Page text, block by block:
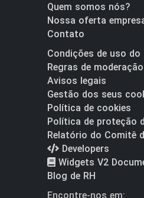
Quem somos nós?
Nossa oferta
Contato
Condições de uso do
Regras de
Avisos legais
Gestão dos seus
Política de cookies
Política de proteção
Relatório do Comitê
Developers
Widgets V2
Blog de RH
Encontre-nos em: